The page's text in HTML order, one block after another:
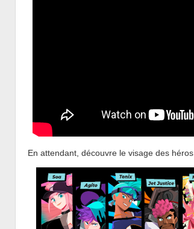
En attendant, découvre le visage des